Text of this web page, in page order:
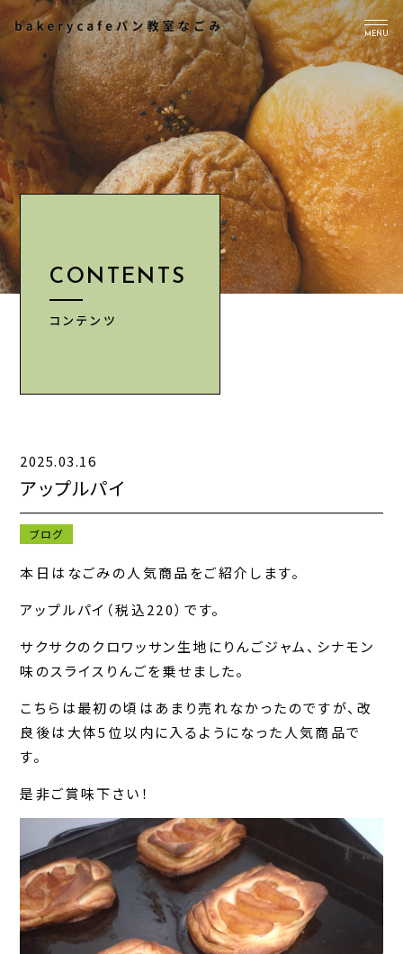
MENU
TOP
PICK UP
ABOUT US
Instagram
CONTENTS
NEWS
CONTACT
お知らせ一覧
CONTENTS
コンテンツ
2025.03.16
アップルパイ
ブログ
本日はなごみの人気商品をご紹介します。
アップルパイ（税込220）です。
サクサクのクロワッサン生地にりんごジャム、シナモン
味のスライスりんごを乗せました。
こちらは最初の頃はあまり売れなかったのですが、改
良後は大体5位以内に入るようになった人気商品で
す。
是非ご賞味下さい！